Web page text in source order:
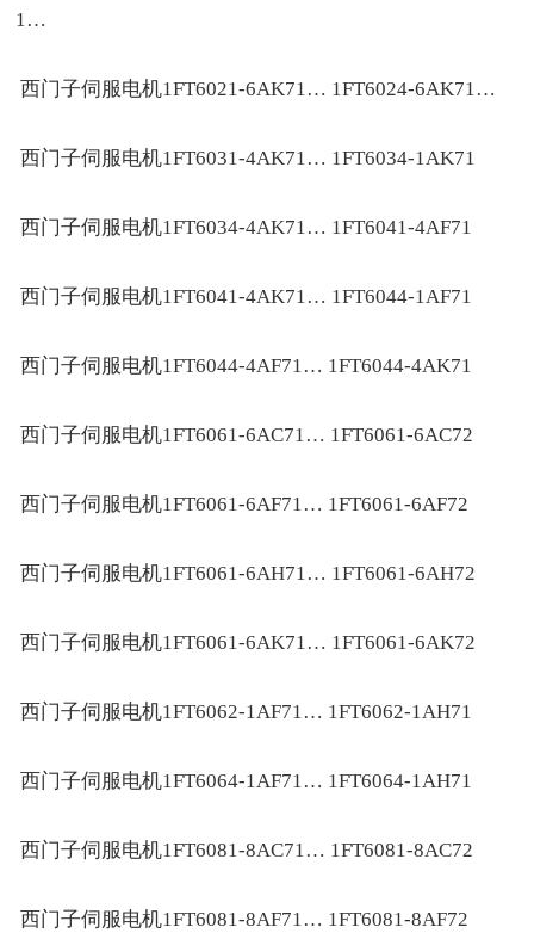
1…
西门子伺服电机1FT6021-6AK71… 1FT6024-6AK71…
西门子伺服电机1FT6031-4AK71… 1FT6034-1AK71
西门子伺服电机1FT6034-4AK71… 1FT6041-4AF71
西门子伺服电机1FT6041-4AK71… 1FT6044-1AF71
西门子伺服电机1FT6044-4AF71… 1FT6044-4AK71
西门子伺服电机1FT6061-6AC71… 1FT6061-6AC72
西门子伺服电机1FT6061-6AF71… 1FT6061-6AF72
西门子伺服电机1FT6061-6AH71… 1FT6061-6AH72
西门子伺服电机1FT6061-6AK71… 1FT6061-6AK72
西门子伺服电机1FT6062-1AF71… 1FT6062-1AH71
西门子伺服电机1FT6064-1AF71… 1FT6064-1AH71
西门子伺服电机1FT6081-8AC71… 1FT6081-8AC72
西门子伺服电机1FT6081-8AF71… 1FT6081-8AF72